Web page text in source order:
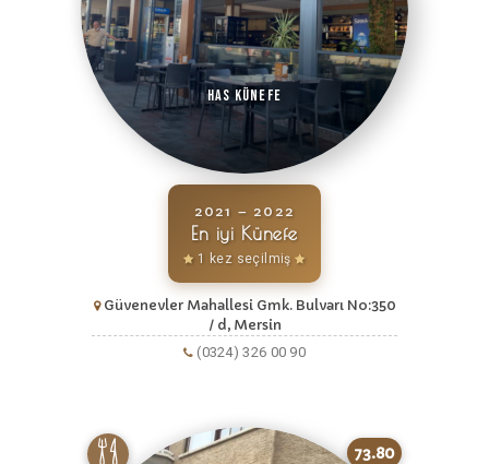
Has Künefe
2021 – 2022
En iyi Künefe
1 kez seçilmiş
Güvenevler Mahallesi Gmk. Bulvarı No:350
/ d, Mersin
(0324) 326 00 90
73.80